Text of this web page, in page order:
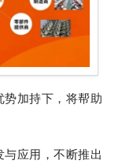
加持下，将帮助
应用，不断推出